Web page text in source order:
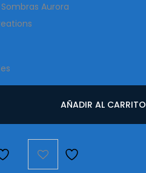
Aurora
AÑADIR AL CARRITO